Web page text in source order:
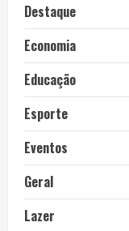
Destaque
Economia
Educação
Esporte
Eventos
Geral
Lazer